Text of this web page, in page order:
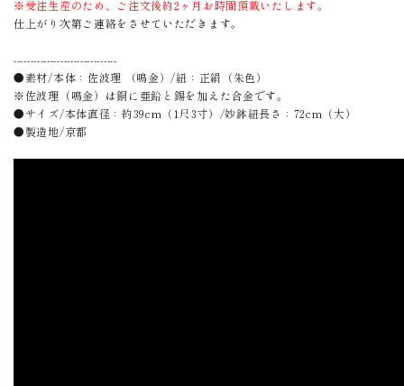
※受注生産のため、ご注文後約2ヶ月お時間頂戴いたします。
仕上がり次第ご連絡をさせていただきます。
-------------------------------
●素材/本体：佐波理 （鳴金）/紐：正絹（朱色）
※佐波理（鳴金）は銅に亜鉛と錫を加えた合金です。
●サイズ/本体直径：約39cm（1尺3寸）/妙鉢紐長さ：72cm（大）
●製造地/京都